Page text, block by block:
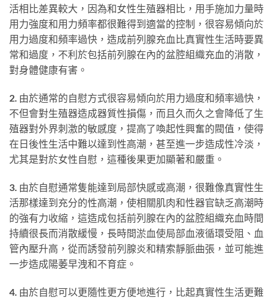
活相比差異較大，因為和女性生殖器相比，用手施加力量時
用力強度和用力頻率都很難得到適當的控制，很容易傾向於
用力過度和頻率過快，造成前列腺充血比真實性生活時要異
常和過度，不利於包括前列腺在內的盆腔組織充血的消散，
對身體健康有害。
2. 由於通常的自慰方式很容易傾向於用力過度和頻率過快，
不但會對生殖器造成器質性損傷，而且久而久之會降低了生
殖器對外界刺激的敏感度，提高了喚起性興奮的閥值，使得
在日後性生活中難以達到性高潮，甚至進一步造成性冷淡，
尤其是對於女性自慰，這種後果更加顯著和嚴重。
3. 由於自慰通常隻能達到局部快感或高潮，很難像真實性生
活那樣達到充分的性高潮，使相關肌肉和性器官缺乏高潮時
的強有力收縮，這造成包括前列腺在內的盆腔組織充血時間
持續很長而消散緩慢，長時間淤血使局部血液循環受阻、血
管內壓升高，從而誘發前列腺炎和精索靜脈曲張，並可能進
一步造成陽萎早洩和不育症。
4. 由於自慰可以更隨性更方便地進行，比起真實性生活更難